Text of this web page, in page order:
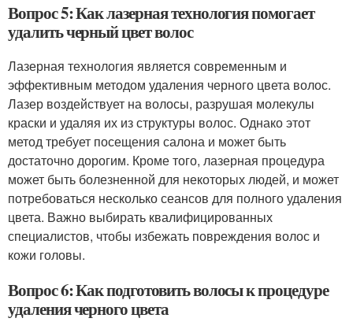
Вопрос 5: Как лазерная технология помогает
удалить черный цвет волос
Лазерная технология является современным и
эффективным методом удаления черного цвета волос.
Лазер воздействует на волосы, разрушая молекулы
краски и удаляя их из структуры волос. Однако этот
метод требует посещения салона и может быть
достаточно дорогим. Кроме того, лазерная процедура
может быть болезненной для некоторых людей, и может
потребоваться несколько сеансов для полного удаления
цвета. Важно выбирать квалифицированных
специалистов, чтобы избежать повреждения волос и
кожи головы.
Вопрос 6: Как подготовить волосы к процедуре
удаления черного цвета